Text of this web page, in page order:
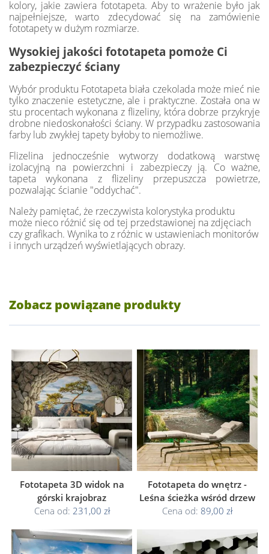
kolory, jakie zawiera fototapeta. Aby to wrażenie było jak
najpełniejsze, warto zdecydować się na zamówienie
fototapety w dużym rozmiarze.
Wysokiej jakości fototapeta pomoże Ci
zabezpieczyć ściany
Wybór produktu Fototapeta biała czekolada może mieć nie
tylko znaczenie estetyczne, ale i praktyczne. Została ona w
stu procentach wykonana z flizeliny, która dobrze przykryje
drobne niedoskonałości ściany. W przypadku zastosowania
farby lub zwykłej tapety byłoby to niemożliwe.
Flizelina jednocześnie wytworzy dodatkową warstwę
izolacyjną na powierzchni i zabezpieczy ją. Co ważne,
tapeta wykonana z flizeliny przepuszcza powietrze,
pozwalając ścianie "oddychać".
Należy pamiętać, że rzeczywista kolorystyka produktu
może nieco różnić się od tej przedstawionej na zdjęciach
czy grafikach. Wynika to z różnic w ustawieniach monitorów
i innych urządzeń wyświetlających obrazy.
Zobacz powiązane produkty
Fototapeta 3D widok na
górski krajobraz
Cena od: 231,00 zł
Fototapeta do wnętrz -
Leśna ścieżka wśród drzew
Cena od: 89,00 zł